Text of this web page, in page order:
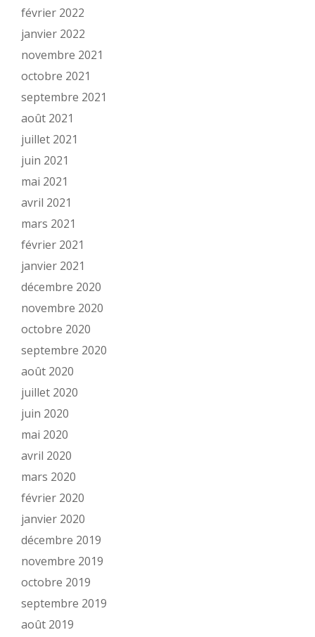
février 2022
janvier 2022
novembre 2021
octobre 2021
septembre 2021
août 2021
juillet 2021
juin 2021
mai 2021
avril 2021
mars 2021
février 2021
janvier 2021
décembre 2020
novembre 2020
octobre 2020
septembre 2020
août 2020
juillet 2020
juin 2020
mai 2020
avril 2020
mars 2020
février 2020
janvier 2020
décembre 2019
novembre 2019
octobre 2019
septembre 2019
août 2019